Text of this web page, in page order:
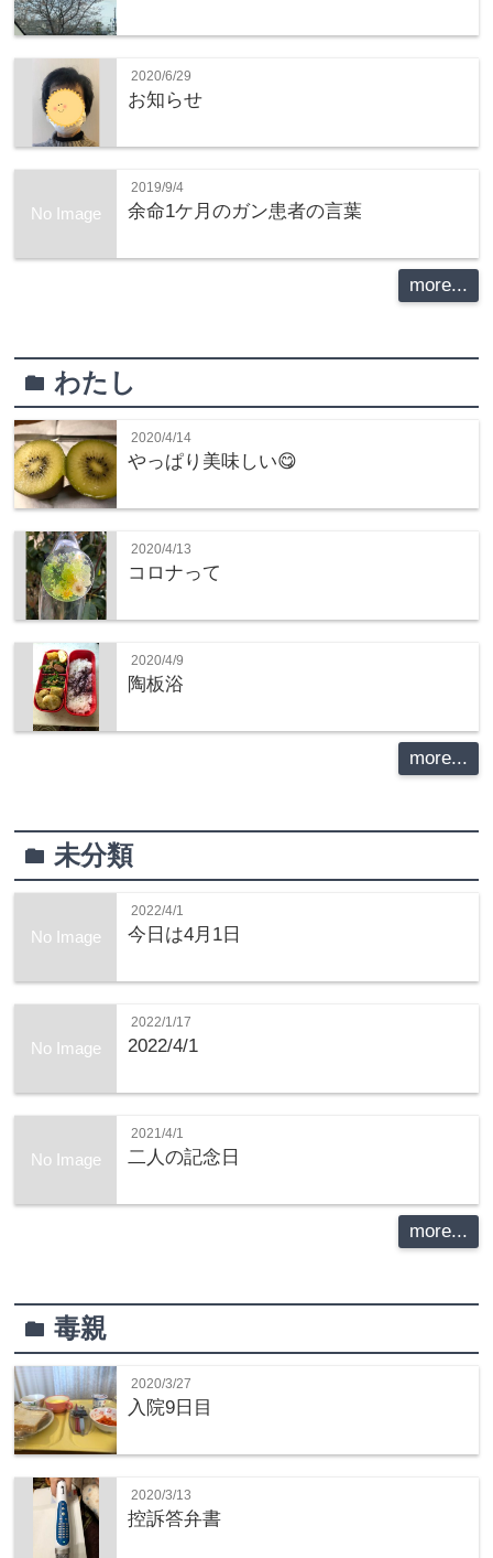
2020/6/29
お知らせ
No Image
2019/9/4
余命1ケ月のガン患者の言葉
more...
folderわたし
2020/4/14
やっぱり美味しい😋
2020/4/13
コロナって
2020/4/9
陶板浴
more...
folder未分類
No Image
2022/4/1
今日は4月1日
No Image
2022/1/17
2022/4/1
No Image
2021/4/1
二人の記念日
more...
folder毒親
2020/3/27
入院9日目
2020/3/13
控訴答弁書